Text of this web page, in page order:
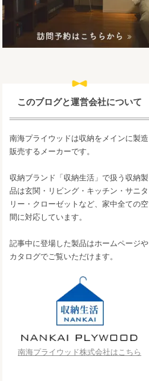
このブログと運営会社について
南海プライウッドは収納をメインに製造
販売するメーカーです。
収納ブランド「収納生活」で扱う収納製
品は玄関・リビング・キッチン・サニタ
リー・クローゼットなど、家中全ての空
間に対応しています。
記事中に登場した製品はホームページや
カタログでご覧いただけます。
南海プライウッド株式会社はこちら